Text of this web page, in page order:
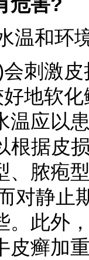
温和环
刺激
地软
温应以
根据皮
、脓疱
对静止
。此外
皮癣加